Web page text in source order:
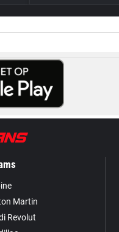
Martin
Revolut